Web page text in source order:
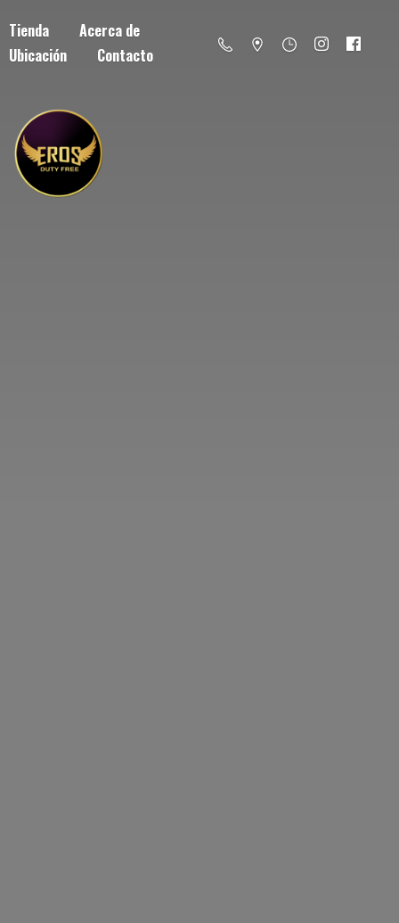
Tienda
Acerca de
Ubicación
Contacto